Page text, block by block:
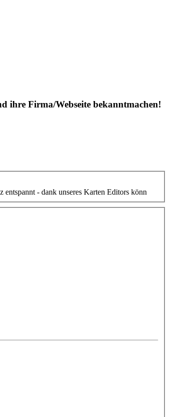
ihre Firma/Webseite bekanntmachen!
- dank unseres Karten Editors könn